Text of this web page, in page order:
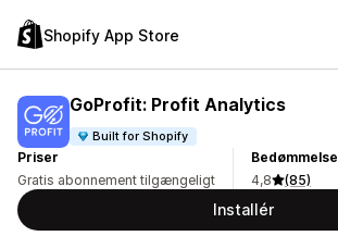
Shopify App Store
GoProfit: Profit Analytics
Built for Shopify
Priser
Gratis abonnement tilgængeligt
Bedømmelse
4,8
(85)
Installér